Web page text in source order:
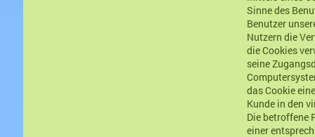
Sinne des
Benutzer
Nutzern die
die Cookies
seine
das Cookie
Kunde in den
Die betroffene
einer